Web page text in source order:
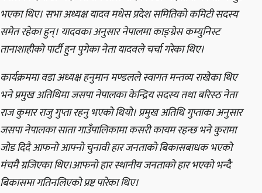
भएका थिए। सभा अध्यक्ष यादव मधेस प्रदेश समितिको कमिटी सदस्य
समेत रहेका हुन्। यादवका अनुसार नेपालमा काङ्ग्रेस कम्युनिस्ट
तानाशाहीको पार्टी हुन पुगेका नेता यादवले चर्चा गरेका थिए।
कार्यक्रममा वडा अध्यक्ष हनुमान मण्डलले स्वागत मन्तव्य राखेका थिए
भने प्रमुख अतिथिमा जसपा नेपालका केन्द्रिय सदस्य तथा बरिस्ठ नेता
राज कुमार राजु गुप्ता रहनु भएको थियो। प्रमुख अतिथि गुप्ताका अनुसार
जसपा नेपालका साता गाउँपालिकामा कसरी कायम रहन्छ भने कुरामा
जोड दिदै आफनो आफ्नो चुनावी हार जनताको बिकासबाधक भएको
मंचमै ग्रजिएका थिए।आफनो हार स्थानीय जनताको हार भएको भन्दै
बिकासमा गतिनलिएको प्रष्ट पारेका थिए।